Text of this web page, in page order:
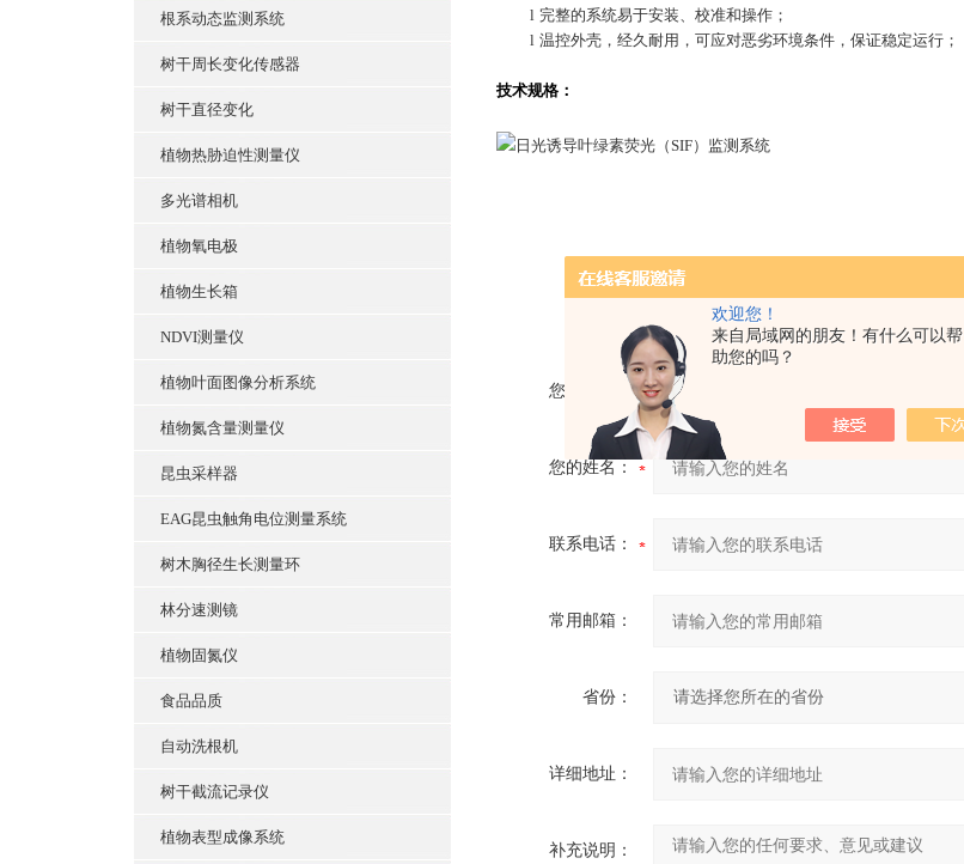
欢迎您！
来自局域网的朋友！有什么可以帮
助您的吗？
根系动态监测系统
树干周长变化传感器
树干直径变化
植物热胁迫性测量仪
多光谱相机
植物氧电极
植物生长箱
NDVI测量仪
植物叶面图像分析系统
植物氮含量测量仪
昆虫采样器
EAG昆虫触角电位测量系统
树木胸径生长测量环
林分速测镜
植物固氮仪
食品品质
自动洗根机
树干截流记录仪
植物表型成像系统
l 完整的系统易于安装、校准和操作；
l 温控外壳，经久耐用，可应对恶劣环境条件，保证稳定运行；
技术规格：
您的单位：
您的姓名：
联系电话：
常用邮箱：
省份：
详细地址：
补充说明：